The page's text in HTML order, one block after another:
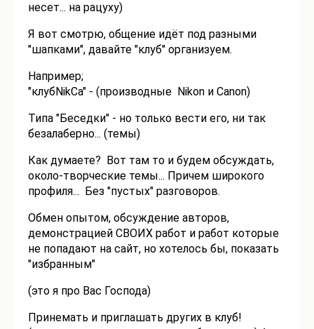
несет... на рацуху)
Я вот смотрю, общение идёт под разными
"шапками", давайте "клуб" организуем.
Например;
"клубNikCa" - (производные Nikon и Canon)
Типа "Беседки" - но только вести его, ни так
безалаберно... (темы)
Как думаете? Вот там то и будем обсуждать,
около-творческие темы... Причем широкого
профиля... Без "пустых" разговоров.
Обмен опытом, обсуждение авторов,
демонстрацией СВОИХ работ и работ которые
не попадают на сайт, но хотелось бы, показать
"избранным"
(это я про Вас Господа)
Принемать и приглашать других в клуб!